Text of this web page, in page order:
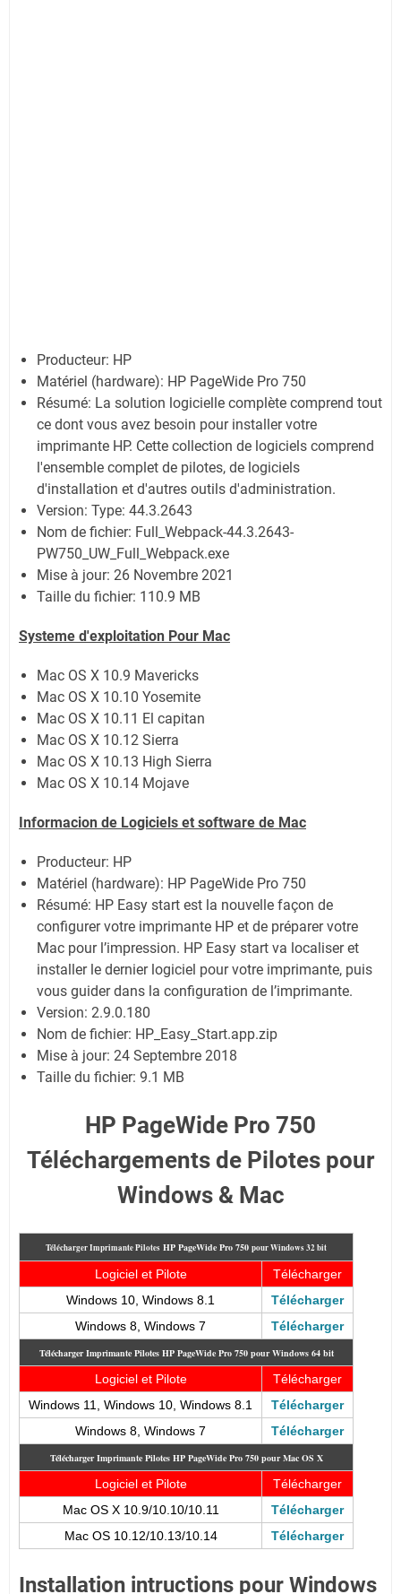
Producteur: HP
Matériel (hardware): HP PageWide Pro 750
Résumé: La solution logicielle complète comprend tout
ce dont vous avez besoin pour installer votre
imprimante HP. Cette collection de logiciels comprend
l'ensemble complet de pilotes, de logiciels
d'installation et d'autres outils d'administration.
Version: Type: 44.3.2643
Nom de fichier: Full_Webpack-44.3.2643-
PW750_UW_Full_Webpack.exe
Mise à jour: 26 Novembre 2021
Taille du fichier: 110.9 MB
Systeme d'exploitation Pour Mac
Mac OS X 10.9 Mavericks
Mac OS X 10.10 Yosemite
Mac OS X 10.11 El capitan
Mac OS X 10.12 Sierra
Mac OS X 10.13 High Sierra
Mac OS X 10.14 Mojave
Informacion de Logiciels et software de Mac
Producteur: HP
Matériel (hardware): HP PageWide Pro 750
Résumé: HP Easy start est la nouvelle façon de
configurer votre imprimante HP et de préparer votre
Mac pour l’impression. HP Easy start va localiser et
installer le dernier logiciel pour votre imprimante, puis
vous guider dans la configuration de l’imprimante.
Version: 2.9.0.180
Nom de fichier: HP_Easy_Start.app.zip
Mise à jour: 24 Septembre 2018
Taille du fichier: 9.1 MB
HP PageWide Pro 750
Téléchargements de Pilotes pour
Windows & Mac
Télécharger Imprimante Pilotes HP PageWide Pro 750 pour Windows 32 bit
Logiciel et Pilote
Télécharger
Windows 10, Windows 8.1
Télécharger
Windows 8, Windows 7
Télécharger
Télécharger Imprimante Pilotes HP PageWide Pro 750 pour Windows 64 bit
Logiciel et Pilote
Télécharger
Windows 11, Windows 10, Windows 8.1
Télécharger
Windows 8, Windows 7
Télécharger
Télécharger Imprimante Pilotes HP PageWide Pro 750 pour Mac OS X
Logiciel et Pilote
Télécharger
Mac OS X 10.9/10.10/10.11
Télécharger
Mac OS 10.12/10.13/10.14
Télécharger
Installation intructions pour Windows